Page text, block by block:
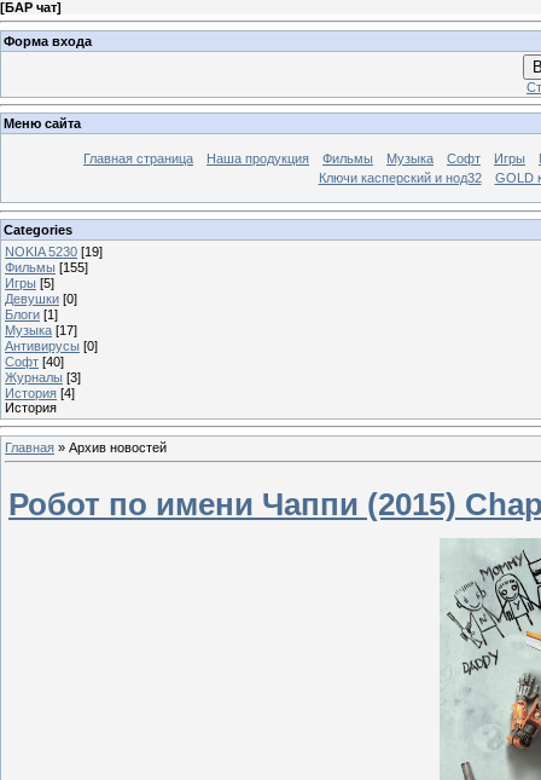
[БАР чат]
Форма входа
Меню сайта
Главная страница Наша продукция Фильмы Музыка Софт Игры
Ключи касперский и нод32
GOLD
Categories
NOKIA 5230 [19]
Фильмы [155]
Игры [5]
Девушки [0]
Блоги [1]
Музыка [17]
Антивирусы [0]
Софт [40]
Журналы [3]
История [4]
История
Главная » Архив новостей
Робот по имени Чаппи (2015)